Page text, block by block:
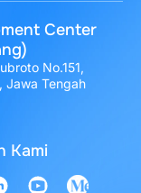
Center
No.151,
Jawa Tengah
Kami